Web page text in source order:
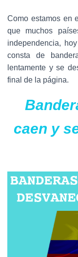
Como estamos en
que muchos
independencia,
consta de
lentamente y se
final de la página.
caen y